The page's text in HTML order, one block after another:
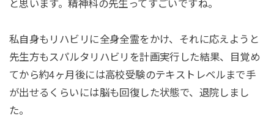
と思います。精神科の先生ってすごいですね。
私自身もリハビリに全身全霊をかけ、それに応えようと
先生方もスパルタリハビリを計画実行した結果、目覚め
てから約4ヶ月後には高校受験のテキストレベルまで手
が出せるくらいには脳も回復した状態で、退院しまし
た。